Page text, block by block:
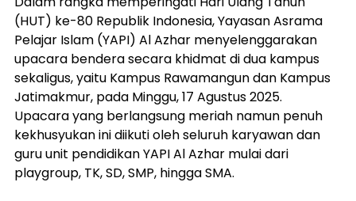
(HUT) ke-80 Republik Indonesia, Yayasan Asrama
Pelajar Islam (YAPI) Al Azhar menyelenggarakan
upacara bendera secara khidmat di dua kampus
sekaligus, yaitu Kampus Rawamangun dan Kampus
Jatimakmur, pada Minggu, 17 Agustus 2025.
Upacara yang berlangsung meriah namun penuh
kekhusyukan ini diikuti oleh seluruh karyawan dan
guru unit pendidikan YAPI Al Azhar mulai dari
playgroup, TK, SD, SMP, hingga SMA.